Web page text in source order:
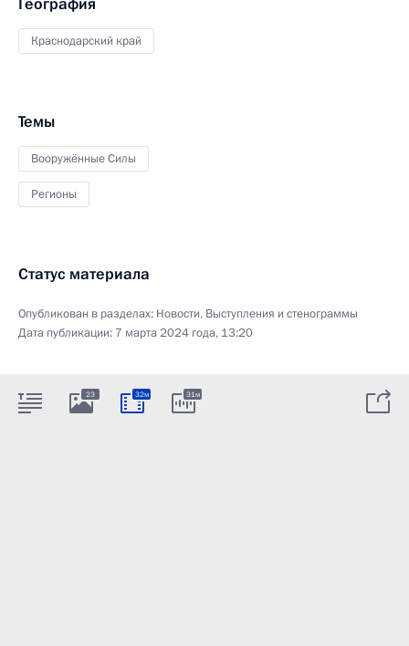
Краснодарский край
Темы
Вооружённые Силы
Регионы
Статус материала
Опубликован в разделах: Новости, Выступления и стенограммы
Дата публикации: 7 марта 2024 года, 13:20
23 32м 31м